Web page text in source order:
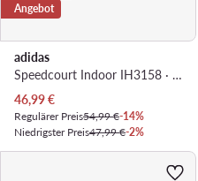
Angebot
adidas
Speedcourt Indoor IH3158 · Hallenschuhe
Aktueller Preis
46,99€
Regulärer Preis54,99 €-14%
Niedrigster Preis47,99 €-2%